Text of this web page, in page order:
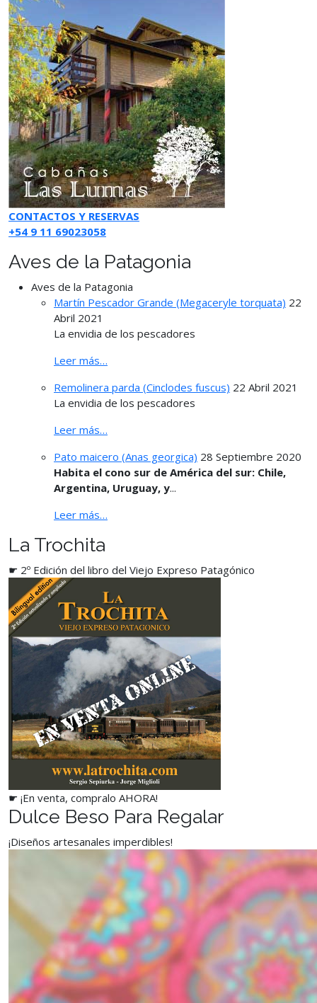
CONTACTOS Y RESERVAS
+54 9 11 69023058
Aves de la Patagonia
Aves de la Patagonia
Martín Pescador Grande (Megaceryle torquata) 22
Abril 2021
La envidia de los pescadores
Leer más…
Remolinera parda (Cinclodes fuscus) 22 Abril 2021
La envidia de los pescadores
Leer más…
Pato maicero (Anas georgica) 28 Septiembre 2020
Habita el cono sur de América del sur: Chile,
Argentina, Uruguay, y...
Leer más…
La Trochita
☛ 2º Edición del libro del Viejo Expreso Patagónico
☛ ¡En venta, compralo AHORA!
Dulce Beso Para Regalar
¡Diseños artesanales imperdibles!